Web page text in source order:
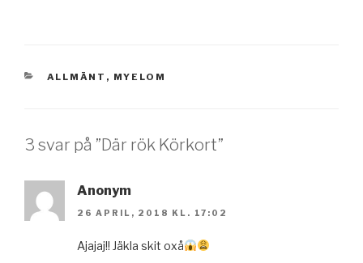
KATEGORIER
ALLMÄNT , MYELOM
3 svar på ”Där rök Körkort”
Anonym
26 APRIL, 2018 KL. 17:02
Ajajaj!! Jäkla skit oxå